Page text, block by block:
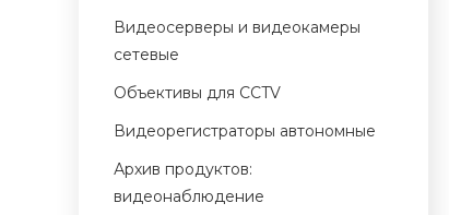
Видеосерверы и видеокамеры
сетевые
Объективы для CCTV
Видеорегистраторы автономные
Архив продуктов:
видеонаблюдение